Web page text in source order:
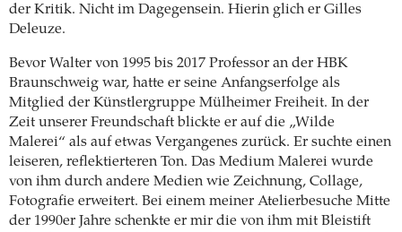
der Kritik. Nicht im Dagegensein. Hierin glich er Gilles
Deleuze.
Bevor Walter von 1995 bis 2017 Professor an der HBK
Braunschweig war, hatte er seine Anfangserfolge als
Mitglied der Künstlergruppe Mülheimer Freiheit. In der
Zeit unserer Freundschaft blickte er auf die „Wilde
Malerei“ als auf etwas Vergangenes zurück. Er suchte einen
leiseren, reflektierteren Ton. Das Medium Malerei wurde
von ihm durch andere Medien wie Zeichnung, Collage,
Fotografie erweitert. Bei einem meiner Atelierbesuche Mitte
der 1990er Jahre schenkte er mir die von ihm mit Bleistift